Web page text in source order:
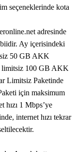
seçeneklerinde kota
adresinde
Ay içerisindeki
50 GB AKK
limitsiz 100 GB AKK
Limitsiz Paketinde
için maksimum
hızı 1 Mbps’ye
internet hızı tekrar